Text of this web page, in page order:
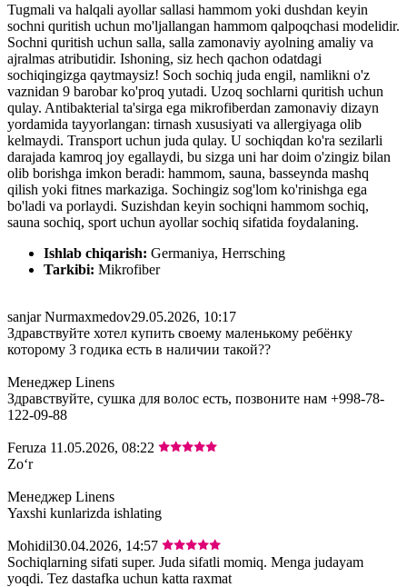
Tugmali va halqali ayollar sallasi hammom yoki dushdan keyin
sochni quritish uchun mo'ljallangan hammom qalpoqchasi modelidir.
Sochni quritish uchun salla, salla zamonaviy ayolning amaliy va
ajralmas atributidir. Ishoning, siz hech qachon odatdagi
sochiqingizga qaytmaysiz! Soch sochiq juda engil, namlikni o'z
vaznidan 9 barobar ko'proq yutadi. Uzoq sochlarni quritish uchun
qulay. Antibakterial ta'sirga ega mikrofiberdan zamonaviy dizayn
yordamida tayyorlangan: tirnash xususiyati va allergiyaga olib
kelmaydi. Transport uchun juda qulay. U sochiqdan ko'ra sezilarli
darajada kamroq joy egallaydi, bu sizga uni har doim o'zingiz bilan
olib borishga imkon beradi: hammom, sauna, basseynda mashq
qilish yoki fitnes markaziga. Sochingiz sog'lom ko'rinishga ega
bo'ladi va porlaydi. Suzishdan keyin sochiqni hammom sochiq,
sauna sochiq, sport uchun ayollar sochiq sifatida foydalaning.
Ishlab chiqarish: Germaniya, Herrsching
Tarkibi: Mikrofiber
sanjar Nurmaxmedov29.05.2026, 10:17
Здравствуйте хотел купить своему маленькому ребёнку
которому 3 годика есть в наличии такой??
Менеджер Linens
Здравствуйте, сушка для волос есть, позвоните нам +998-78-
122-09-88
Feruza 11.05.2026, 08:22
Zoʻr
Менеджер Linens
Yaxshi kunlarizda ishlating
Mohidil30.04.2026, 14:57
Sochiqlarning sifati super. Juda sifatli momiq. Menga judayam
yoqdi. Tez dastafka uchun katta raxmat